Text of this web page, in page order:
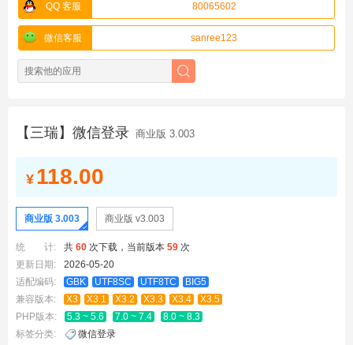
QQ 客服 80065602
微信客服 sanree123
【三瑞】微信登录 商业版 3.003
¥ 118.00
商业版 3.003 商业版 v3.003
统 计: 共 60 次下载，当前版本 59 次
更新日期:
2026-05-20
适配编码:
GBK UTF8SC UTF8TC
BIG5
兼容版本:
X3 X3.1 X3.2 X3.3 X3.4
X3.5
PHP版本:
5.3 ~ 5.6 7.0 ~ 7.4
8.0 ~ 8.3
标签分类:
微信登录